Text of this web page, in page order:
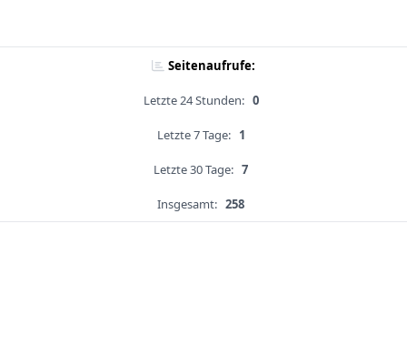
Seitenaufrufe:
Letzte 24 Stunden: 0
Letzte 7 Tage: 1
Letzte 30 Tage: 7
Insgesamt: 258